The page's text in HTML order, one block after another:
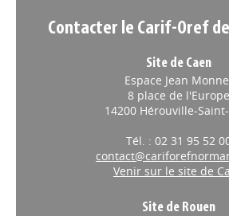
Contacter le Carif-Oref
Site de Caen
Espace Jean
8 place de l'Europe
14200 Hérouville-
Tél. : 02 31 95 52
Venir sur le site de
Site de Rouen